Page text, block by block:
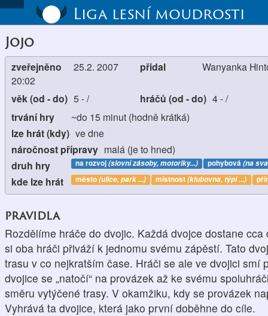
Liga lesní moudrosti
Jojo
zveřejněno
25.2. 2007
20:02
přidal Wanyanka
věk (od - do) 5 -/ hráčů (od - do) 4-/
trvání hry ~do 15 minut (hodně krátká)
lze hrát (kdy) ve dne
náročnost přípravy malá (je to hned)
druh hry na rozvoj(slovní zásoby, motoriky...) pohybová(na
kde lze hrát město(ulice, park ...) místnost(klubovna, týpí ...)
pravidla
Rozdělíme hráče do dvojic. Každá dvojce dostane
si oba hráči přiváží k jednomu svému zápěstí. Tato
trasu v co nejkratším čase. Hráči se ale ve dvojici smí
dvojice se „natočí“ na provázek až ke svému
směru vytýčené trasy. V okamžiku, kdy se provázek
Vyhrává ta dvojice, která jako první doběhne do cíle.